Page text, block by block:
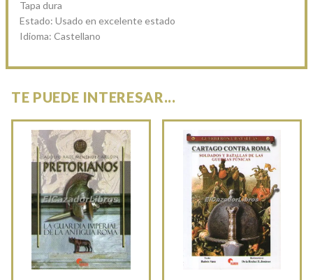
Tapa dura
Estado: Usado en excelente estado
Idioma: Castellano
TE PUEDE INTERESAR...